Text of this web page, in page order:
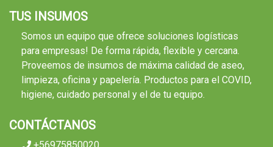
TUS INSUMOS
Somos un equipo que ofrece soluciones logísticas
para empresas! De forma rápida, flexible y cercana.
Proveemos de insumos de máxima calidad de aseo,
limpieza, oficina y papelería. Productos para el COVID,
higiene, cuidado personal y el de tu equipo.
CONTÁCTANOS